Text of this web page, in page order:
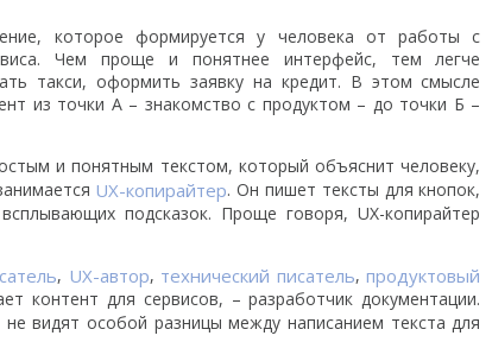
которое формируется у человека от работы с
Чем проще и понятнее интерфейс, тем легче
такси, оформить заявку на кредит. В этом смысле
из точки А – знакомство с продуктом – до точки Б –
и понятным текстом, который объяснит человеку,
UX-копирайтер. Он пишет тексты для кнопок,
подсказок. Проще говоря, UX-копирайтер
, UX-автор, технический писатель,продуктовый
контент для сервисов, – разработчик документации.
видят особой разницы между написанием текста для